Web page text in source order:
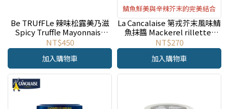
Be TRUfFLe 辣味松露美乃滋
Spicy Truffle Mayonnaise
80g
NT$450
加入購物車
鯖魚鮮美與辛辣芥末的完美結合
La Cancalaise 第戎芥末風味鯖
魚抹醬 Mackerel rillettes
with mustard 100g
NT$270
加入購物車